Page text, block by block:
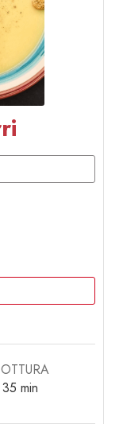
35 minuti
min